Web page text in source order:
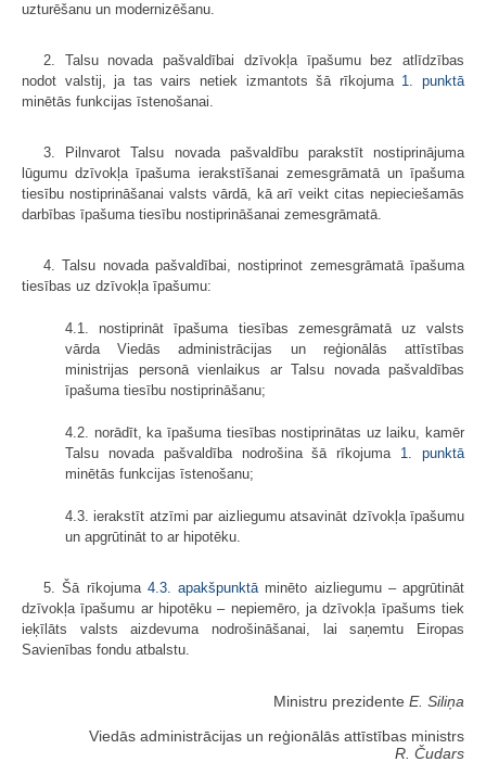
uzturēšanu un modernizēšanu.
2. Talsu novada pašvaldībai dzīvokļa īpašumu bez atlīdzības
nodot valstij, ja tas vairs netiek izmantots šā rīkojuma 1. punktā
minētās funkcijas īstenošanai.
3. Pilnvarot Talsu novada pašvaldību parakstīt nostiprinājuma
lūgumu dzīvokļa īpašuma ierakstīšanai zemesgrāmatā un īpašuma
tiesību nostiprināšanai valsts vārdā, kā arī veikt citas nepieciešamās
darbības īpašuma tiesību nostiprināšanai zemesgrāmatā.
4. Talsu novada pašvaldībai, nostiprinot zemesgrāmatā īpašuma
tiesības uz dzīvokļa īpašumu:
4.1. nostiprināt īpašuma tiesības zemesgrāmatā uz valsts
vārda Viedās administrācijas un reģionālās attīstības
ministrijas personā vienlaikus ar Talsu novada pašvaldības
īpašuma tiesību nostiprināšanu;
4.2. norādīt, ka īpašuma tiesības nostiprinātas uz laiku, kamēr
Talsu novada pašvaldība nodrošina šā rīkojuma 1. punktā
minētās funkcijas īstenošanu;
4.3. ierakstīt atzīmi par aizliegumu atsavināt dzīvokļa īpašumu
un apgrūtināt to ar hipotēku.
5. Šā rīkojuma 4.3. apakšpunktāminēto aizliegumu – apgrūtināt
dzīvokļa īpašumu ar hipotēku – nepiemēro, ja dzīvokļa īpašums tiek
ieķīlāts valsts aizdevuma nodrošināšanai, lai saņemtu Eiropas
Savienības fondu atbalstu.
Ministru prezidente E. Siliņa
Viedās administrācijas un reģionālās attīstības ministrs
R. Čudars